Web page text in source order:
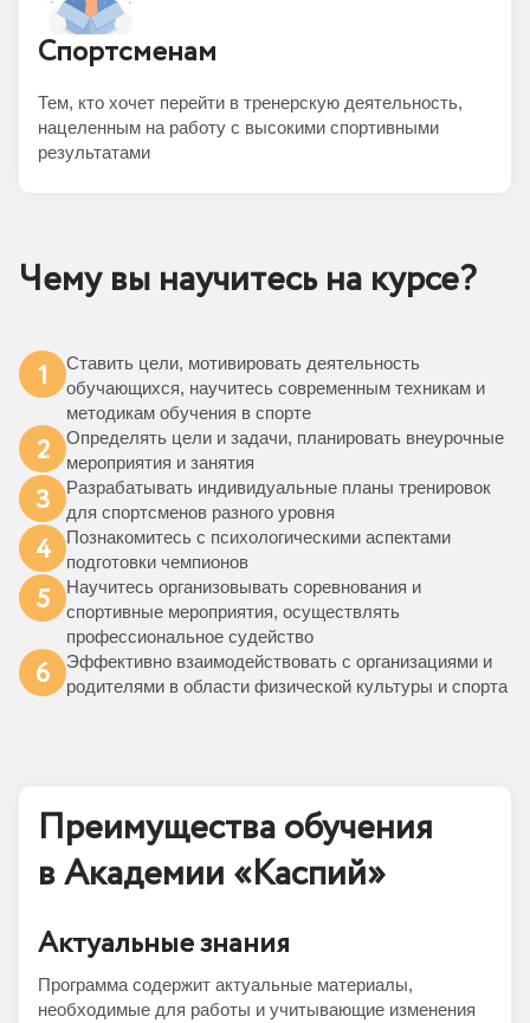
Спортсменам
Тем, кто хочет перейти в тренерскую деятельность,
нацеленным на работу с высокими спортивными
результатами
Чему вы научитесь на курсе?
1
Ставить цели, мотивировать деятельность
обучающихся, научитесь современным техникам и
методикам обучения в спорте
2
Определять цели и задачи, планировать внеурочные
мероприятия и занятия
3
Разрабатывать индивидуальные планы тренировок
для спортсменов разного уровня
4
Познакомитесь с психологическими аспектами
подготовки чемпионов
5
Научитесь организовывать соревнования и
спортивные мероприятия, осуществлять
профессиональное судейство
6
Эффективно взаимодействовать с организациями и
родителями в области физической культуры и спорта
Преимущества обучения
в Академии «Каспий»
Актуальные знания
Программа содержит актуальные материалы,
необходимые для работы и учитывающие изменения